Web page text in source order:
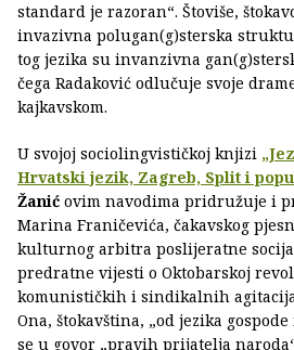
standard je razoran“. Štoviše,
invazivna polugan(g)sterska
tog jezika su invanzivna
čega Radaković odlučuje svoje
kajkavskom.
U svojoj sociolingvističkoj knjizi
Hrvatski jezik, Zagreb, Split i
Žanić ovim navodima pridružuje i
Marina Franičevića, čakavskog
kulturnog arbitra poslijeratne
predratne vijesti o Oktobarskoj
komunističkih i sindikalnih
Ona, štokavština, „od jezika
se u govor „pravih prijatelja